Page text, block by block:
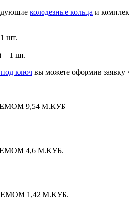
колодезные кольца и
шт.
– 1 шт.
ключ вы можете оформив заявку
9,54 М.КУБ
4,6 М.КУБ.
1,42 М.КУБ.